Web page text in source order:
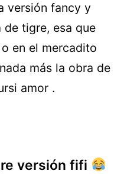
versión fancy y
tigre, esa que
en el mercadito
más la obra de
amor .
versión fifi